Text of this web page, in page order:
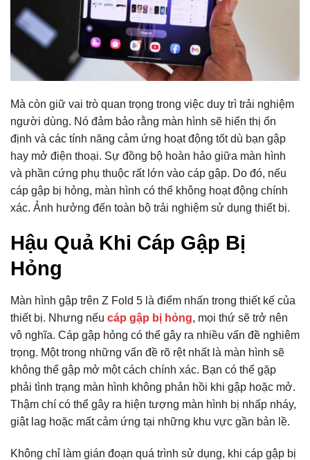
Mà còn giữ vai trò quan trọng trong việc duy trì trải nghiệm
người dùng. Nó đảm bảo rằng màn hình sẽ hiển thị ổn
định và các tính năng cảm ứng hoạt động tốt dù bạn gập
hay mở điện thoại. Sự đồng bộ hoàn hảo giữa màn hình
và phần cứng phụ thuộc rất lớn vào cáp gập. Do đó, nếu
cáp gập bị hỏng, màn hình có thể không hoạt động chính
xác. Ảnh hưởng đến toàn bộ trải nghiệm sử dụng thiết bị.
Hậu Quả Khi Cáp Gập Bị
Hỏng
Màn hình gập trên Z Fold 5 là điểm nhấn trong thiết kế của
thiết bị. Nhưng nếu cáp gập bị hỏng, mọi thứ sẽ trở nên
vô nghĩa. Cáp gập hỏng có thể gây ra nhiều vấn đề nghiêm
trọng. Một trong những vấn đề rõ rệt nhất là màn hình sẽ
không thể gập mở một cách chính xác. Bạn có thể gặp
phải tình trạng màn hình không phản hồi khi gập hoặc mở.
Thậm chí có thể gây ra hiện tượng màn hình bị nhấp nháy,
giật lag hoặc mất cảm ứng tại những khu vực gần bản lề.
Không chỉ làm gián đoạn quá trình sử dụng, khi cáp gập bị